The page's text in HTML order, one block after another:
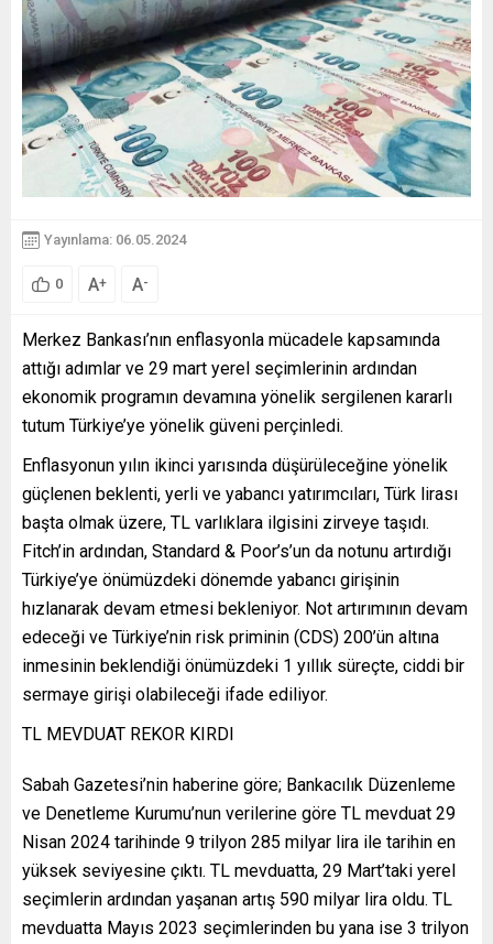
Yayınlama: 06.05.2024
0 A+ A-
Merkez Bankası’nın enflasyonla mücadele kapsamında
attığı adımlar ve 29 mart yerel seçimlerinin ardından
ekonomik programın devamına yönelik sergilenen kararlı
tutum Türkiye’ye yönelik güveni perçinledi.
Enflasyonun yılın ikinci yarısında düşürüleceğine yönelik
güçlenen beklenti, yerli ve yabancı yatırımcıları, Türk lirası
başta olmak üzere, TL varlıklara ilgisini zirveye taşıdı.
Fitch’in ardından, Standard & Poor’s’un da notunu artırdığı
Türkiye’ye önümüzdeki dönemde yabancı girişinin
hızlanarak devam etmesi bekleniyor. Not artırımının devam
edeceği ve Türkiye’nin risk priminin (CDS) 200’ün altına
inmesinin beklendiği önümüzdeki 1 yıllık süreçte, ciddi bir
sermaye girişi olabileceği ifade ediliyor.
TL MEVDUAT REKOR KIRDI
Sabah Gazetesi’nin haberine göre; Bankacılık Düzenleme
ve Denetleme Kurumu’nun verilerine göre TL mevduat 29
Nisan 2024 tarihinde 9 trilyon 285 milyar lira ile tarihin en
yüksek seviyesine çıktı. TL mevduatta, 29 Mart’taki yerel
seçimlerin ardından yaşanan artış 590 milyar lira oldu. TL
mevduatta Mayıs 2023 seçimlerinden bu yana ise 3 trilyon